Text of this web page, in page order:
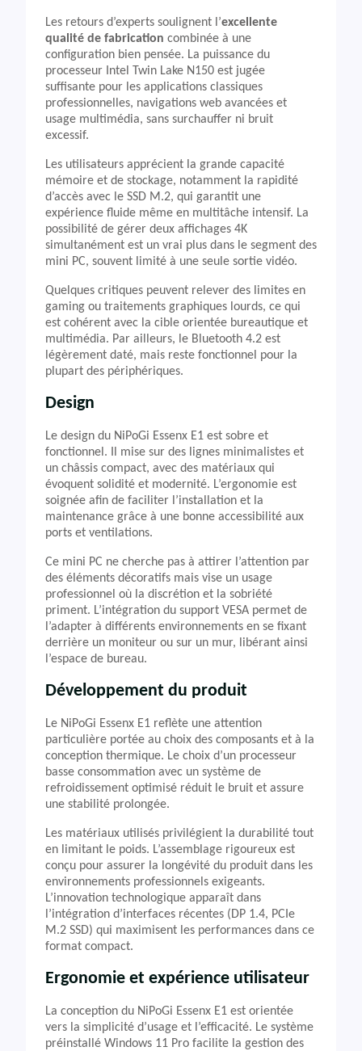
Les retours d’experts soulignent l’excellente
qualité de fabrication combinée à une
configuration bien pensée. La puissance du
processeur Intel Twin Lake N150 est jugée
suffisante pour les applications classiques
professionnelles, navigations web avancées et
usage multimédia, sans surchauffer ni bruit
excessif.
Les utilisateurs apprécient la grande capacité
mémoire et de stockage, notamment la rapidité
d’accès avec le SSD M.2, qui garantit une
expérience fluide même en multitâche intensif. La
possibilité de gérer deux affichages 4K
simultanément est un vrai plus dans le segment des
mini PC, souvent limité à une seule sortie vidéo.
Quelques critiques peuvent relever des limites en
gaming ou traitements graphiques lourds, ce qui
est cohérent avec la cible orientée bureautique et
multimédia. Par ailleurs, le Bluetooth 4.2 est
légèrement daté, mais reste fonctionnel pour la
plupart des périphériques.
Design
Le design du NiPoGi Essenx E1 est sobre et
fonctionnel. Il mise sur des lignes minimalistes et
un châssis compact, avec des matériaux qui
évoquent solidité et modernité. L’ergonomie est
soignée afin de faciliter l’installation et la
maintenance grâce à une bonne accessibilité aux
ports et ventilations.
Ce mini PC ne cherche pas à attirer l’attention par
des éléments décoratifs mais vise un usage
professionnel où la discrétion et la sobriété
priment. L’intégration du support VESA permet de
l’adapter à différents environnements en se fixant
derrière un moniteur ou sur un mur, libérant ainsi
l’espace de bureau.
Développement du produit
Le NiPoGi Essenx E1 reflète une attention
particulière portée au choix des composants et à la
conception thermique. Le choix d’un processeur
basse consommation avec un système de
refroidissement optimisé réduit le bruit et assure
une stabilité prolongée.
Les matériaux utilisés privilégient la durabilité tout
en limitant le poids. L’assemblage rigoureux est
conçu pour assurer la longévité du produit dans les
environnements professionnels exigeants.
L’innovation technologique apparaît dans
l’intégration d’interfaces récentes (DP 1.4, PCIe
M.2 SSD) qui maximisent les performances dans ce
format compact.
Ergonomie et expérience utilisateur
La conception du NiPoGi Essenx E1 est orientée
vers la simplicité d’usage et l’efficacité. Le système
préinstallé Windows 11 Pro facilite la gestion des